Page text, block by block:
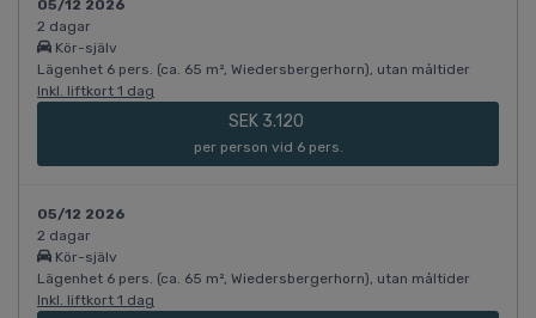
05/12 2026
2 dagar
Kör-själv
Lägenhet 6 pers. (ca. 65 m², Wiedersbergerhorn), utan måltider
Inkl. liftkort 1 dag
SEK 3.120
per person vid 6 pers.
05/12 2026
2 dagar
Kör-själv
Lägenhet 6 pers. (ca. 65 m², Wiedersbergerhorn), utan måltider
Inkl. liftkort 1 dag